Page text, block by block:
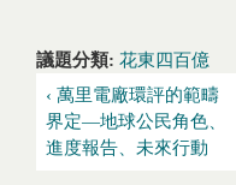
議題分類: 花東四百億
‹ 萬里電廠環評的範疇
界定—地球公民角色、
進度報告、未來行動